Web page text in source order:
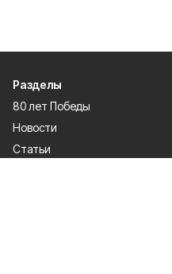
Разделы
80 лет Победы
Новости
Статьи